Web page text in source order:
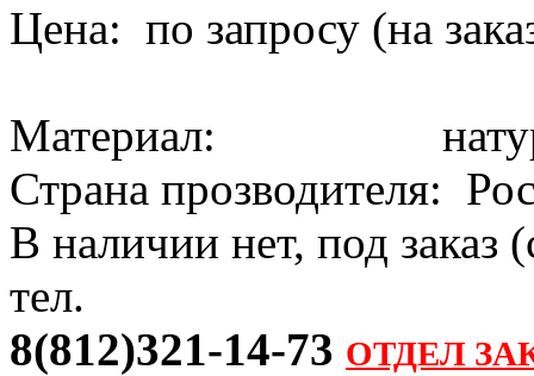
Цена: по запросу (на
Материал:
Страна прозводителя:
В наличии нет, под заказ
тел.
8(812)321-14-73 ОТДЕЛ